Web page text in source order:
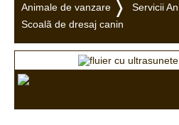
Animale de vanzare
Servicii
Scoalã de dresaj canin